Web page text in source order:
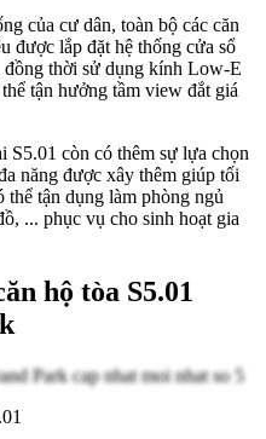
của cư dân, toàn bộ các căn
được lắp đặt hệ thống cửa sổ
thời sử dụng kính Low-E
tận hưởng tầm view đắt giá
S5.01 còn có thêm sự lựa chọn
năng được xây thêm giúp tối
tận dụng làm phòng ngủ
... phục vụ cho sinh hoạt gia
hộ tòa S5.01